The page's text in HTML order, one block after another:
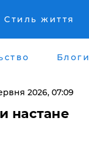
Стиль життя
Блоги
2026, 07:09
настане